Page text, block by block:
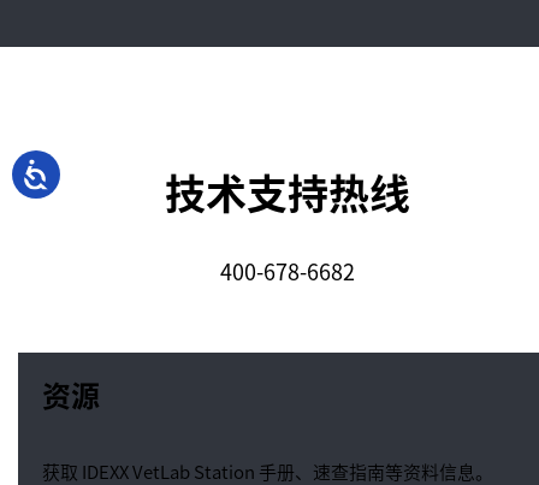
技术支持热线
400-678-6682
资源
获取 IDEXX VetLab Station 手册、速查指南等资料信息。